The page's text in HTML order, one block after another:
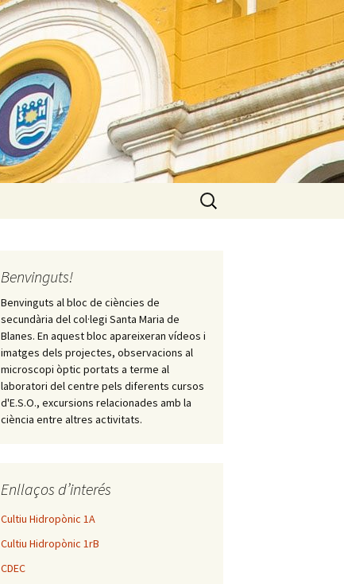
Cerca:
Benvinguts!
Benvinguts al bloc de ciències de
secundària del col·legi Santa Maria de
Blanes. En aquest bloc apareixeran vídeos i
imatges dels projectes, observacions al
microscopi òptic portats a terme al
laboratori del centre pels diferents cursos
d'E.S.O., excursions relacionades amb la
ciència entre altres activitats.
Enllaços d’interés
Cultiu Hidropònic 1A
Cultiu Hidropònic 1rB
CDEC